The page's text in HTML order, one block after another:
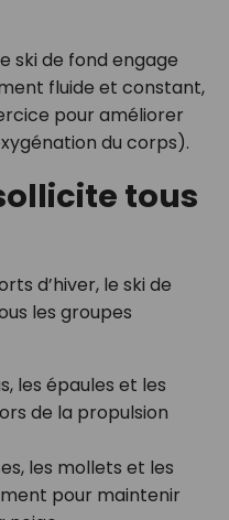
ski de fond engage
fluide et constant,
pour améliorer
du corps).
tous
d’hiver, le ski de
les groupes
les épaules et les
de la propulsion
les mollets et les
pour maintenir